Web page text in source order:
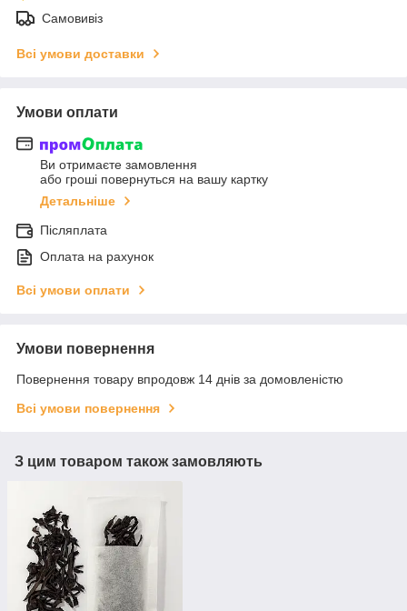
Самовивіз
Всі умови доставки
Умови оплати
Ви отримаєте замовлення
або гроші повернуться на вашу картку
Детальніше
Післяплата
Оплата на рахунок
Всі умови оплати
Умови повернення
Повернення товару впродовж 14 днів за домовленістю
Всі умови повернення
З цим товаром також замовляють